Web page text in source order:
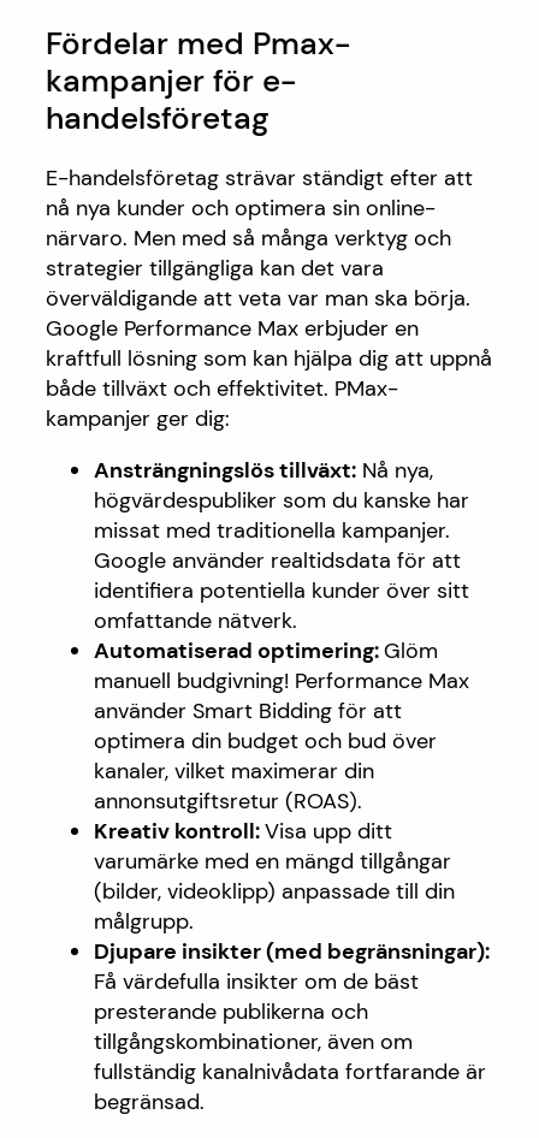
Fördelar med Pmax-
kampanjer för e-
handelsföretag
E-handelsföretag strävar ständigt efter att
nå nya kunder och optimera sin online-
närvaro. Men med så många verktyg och
strategier tillgängliga kan det vara
överväldigande att veta var man ska börja.
Google Performance Max erbjuder en
kraftfull lösning som kan hjälpa dig att uppnå
både tillväxt och effektivitet. PMax-
kampanjer ger dig:
Ansträngningslös tillväxt: Nå nya,
högvärdespubliker som du kanske har
missat med traditionella kampanjer.
Google använder realtidsdata för att
identifiera potentiella kunder över sitt
omfattande nätverk.
Automatiserad optimering:Glöm
manuell budgivning! Performance Max
använder Smart Bidding för att
optimera din budget och bud över
kanaler, vilket maximerar din
annonsutgiftsretur (ROAS).
Kreativ kontroll:Visa upp ditt
varumärke med en mängd tillgångar
(bilder, videoklipp) anpassade till din
målgrupp.
Djupare insikter (med begränsningar):
Få värdefulla insikter om de bäst
presterande publikerna och
tillgångskombinationer, även om
fullständig kanalnivådata fortfarande är
begränsad.